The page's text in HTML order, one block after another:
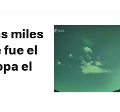
miles
fue el
el